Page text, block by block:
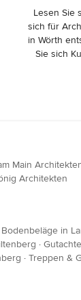
Lesen Sie
sich für
in Wörth
Sie sich
Main
Architekten
in
·
· Treppen &